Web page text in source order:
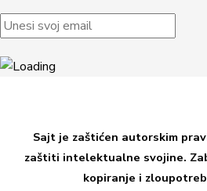
Sajt je zaštićen autorskim
zaštiti intelektualne svojine.
kopiranje i